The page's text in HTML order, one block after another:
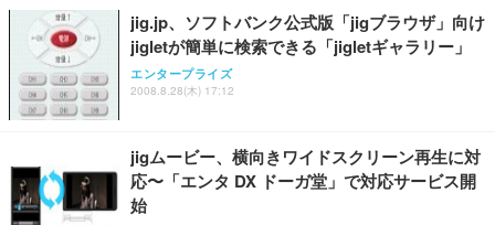
ト 幅52×奥行58.5×高さ84～96cm テレワーク 在宅
勤務 ブラック
￥4,139
像低減 (3年保証 | 輝点保証 | 日本メーカー)
￥34,980
￥3,731
jig.jp、ソフトバンク公式版「jigブラウザ」向け
jigletが簡単に検索できる「jigletギャラリー」
エンタープライズ
2008.8.28(木) 17:12
jigムービー、横向きワイドスクリーン再生に対
応〜「エンタ DX ドーガ堂」で対応サービス開
始